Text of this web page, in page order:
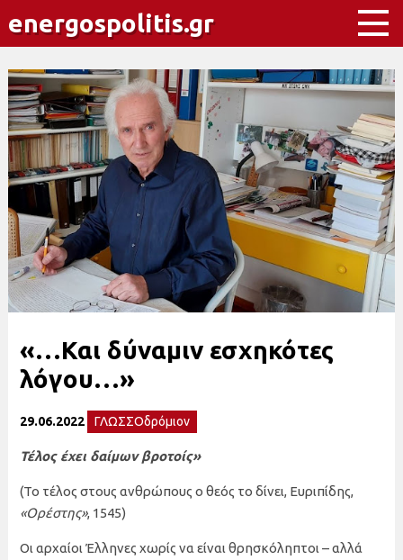
energospolitis.gr
«…Και δύναμιν εσχηκότες
λόγου…»
29.06.2022 ΓΛΩΣΣΟδρόμιον
Τέλος έχει δαίμων βροτοίς»
(Το τέλος στους ανθρώπους ο θεός το δίνει, Ευριπίδης,
«Ορέστης», 1545)
Οι αρχαίοι Έλληνες χωρίς να είναι θρησκόληπτοι – αλλά